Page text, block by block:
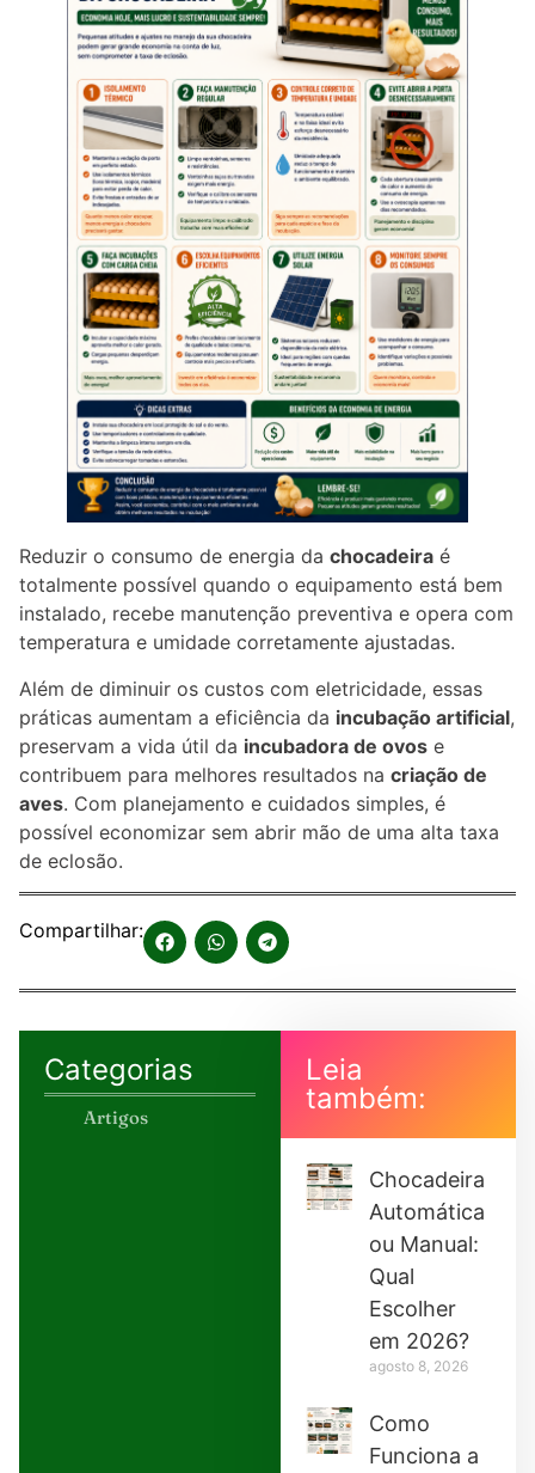
Reduzir o consumo de energia da chocadeira é
totalmente possível quando o equipamento está bem
instalado, recebe manutenção preventiva e opera com
temperatura e umidade corretamente ajustadas.
Além de diminuir os custos com eletricidade, essas
práticas aumentam a eficiência da incubação artificial,
preservam a vida útil da incubadora de ovos e
contribuem para melhores resultados na criação de
aves. Com planejamento e cuidados simples, é
possível economizar sem abrir mão de uma alta taxa
de eclosão.
Compartilhar:
Categorias
Artigos
Leia
também:
Chocadeira
Automática
ou Manual:
Qual
Escolher
em 2026?
agosto 8, 2026
Como
Funciona a